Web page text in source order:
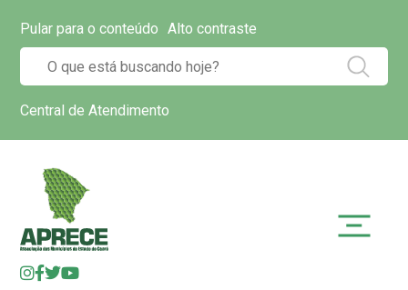
Pular para o conteúdo Alto contraste
Central de Atendimento